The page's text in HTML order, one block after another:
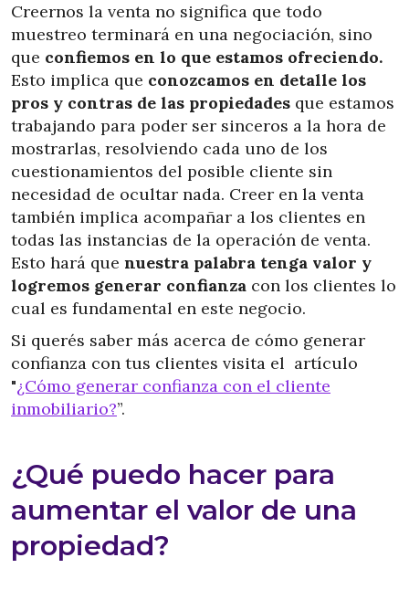
Creernos la venta no significa que todo
muestreo terminará en una negociación, sino
que confiemos en lo que estamos ofreciendo.
Esto implica que conozcamos en detalle los
pros y contras de las propiedades que estamos
trabajando para poder ser sinceros a la hora de
mostrarlas, resolviendo cada uno de los
cuestionamientos del posible cliente sin
necesidad de ocultar nada. Creer en la venta
también implica acompañar a los clientes en
todas las instancias de la operación de venta.
Esto hará que nuestra palabra tenga valor y
logremos generar confianza con los clientes lo
cual es fundamental en este negocio.
Si querés saber más acerca de cómo generar
confianza con tus clientes visita el artículo
"¿Cómo generar confianza con el cliente
inmobiliario?”.
¿Qué puedo hacer para
aumentar el valor de una
propiedad?